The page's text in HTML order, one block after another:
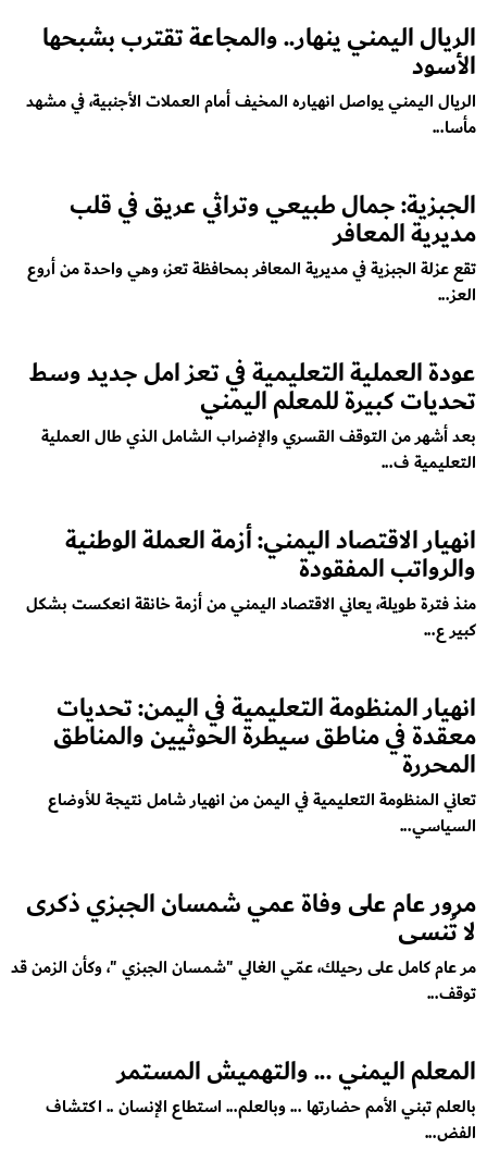
الريال اليمني ينهار.. والمجاعة تقترب بشبحها
الأسود
الريال اليمني يواصل انهياره المخيف أمام العملات الأجنبية، في مشهد
مأسا...
الجبزية: جمال طبيعي وتراثي عريق في قلب
مديرية المعافر
تقع عزلة الجبزية في مديرية المعافر بمحافظة تعز، وهي واحدة من أروع
العز...
عودة العملية التعليمية في تعز امل جديد وسط
تحديات كبيرة للمعلم اليمني
بعد أشهر من التوقف القسري والإضراب الشامل الذي طال العملية
التعليمية ف...
انهيار الاقتصاد اليمني: أزمة العملة الوطنية
والرواتب المفقودة
منذ فترة طويلة، يعاني الاقتصاد اليمني من أزمة خانقة انعكست بشكل
كبير ع...
انهيار المنظومة التعليمية في اليمن: تحديات
معقدة في مناطق سيطرة الحوثيين والمناطق
المحررة
تعاني المنظومة التعليمية في اليمن من انهيار شامل نتيجة للأوضاع
السياسي...
مرور عام على وفاة عمي شمسان الجبزي ذكرى
لا تُنسى
مر عام كامل على رحيلك، عمّي الغالي "شمسان الجبزي "، وكأن الزمن قد
توقف...
المعلم اليمني ... والتهميش المستمر
بالعلم تبني الأمم حضارتها ... وبالعلم... استطاع الإنسان .. اكتشاف
الفض...